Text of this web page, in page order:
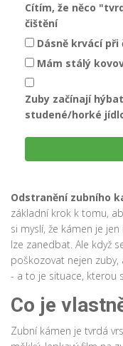
Cítím, že něco
čištění
Dásně krvácí
Mám stálý
Zuby začínají
studené/horké
Odstranění zubního
základní krok k tomu,
si myslí, že kámen je
lze zanedbat. Ale když
poškozovat nejen
- a to je situace, kterou
Co je
Zubní kámen je tvrdá